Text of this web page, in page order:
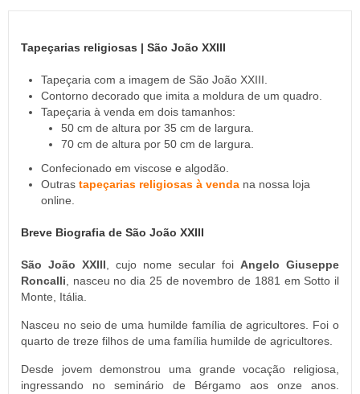
Tapeçarias religiosas | São João XXIII
Tapeçaria com a imagem de São João XXIII.
Contorno decorado que imita a moldura de um quadro.
Tapeçaria à venda em dois tamanhos:
50 cm de altura por 35 cm de largura.
70 cm de altura por 50 cm de largura.
Confecionado em viscose e algodão.
Outras tapeçarias religiosas à venda na nossa loja
online.
Breve Biografia de São João XXIII
São João XXIII , cujo nome secular foi Angelo Giuseppe
Roncalli , nasceu no dia 25 de novembro de 1881 em Sotto il
Monte, Itália.
Nasceu no seio de uma humilde família de agricultores. Foi o
quarto de treze filhos de uma família humilde de agricultores.
Desde jovem demonstrou uma grande vocação religiosa,
ingressando no seminário de Bérgamo aos onze anos.